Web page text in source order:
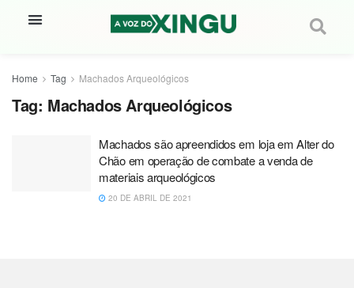
Home Tag Machados Arqueológicos
Tag: Machados Arqueológicos
Machados são apreendidos em loja em Alter do
Chão em operação de combate a venda de
materiais arqueológicos
20 DE ABRIL DE 2021